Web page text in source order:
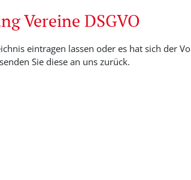
Vereine DSGVO
eintragen lassen oder es hat sich der
Sie diese an uns zurück.